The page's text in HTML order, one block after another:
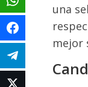
una
mejor